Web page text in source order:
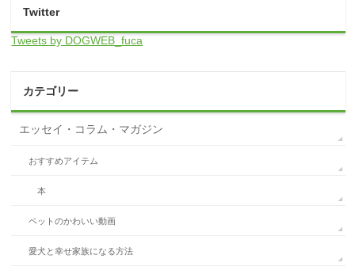
Twitter
Tweets by DOGWEB_fuca
カテゴリー
エッセイ・コラム・マガジン
おすすめアイテム
本
ペットのかわいい動画
愛犬と幸せ家族になる方法